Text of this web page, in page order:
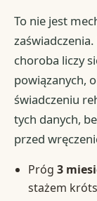
To nie jest
choroba liczy
powiązanych,
świadczeniu
tych danych,
przed
Próg 3
stażem